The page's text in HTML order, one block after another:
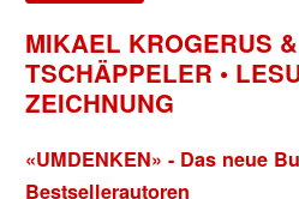
MIKAEL KROGERUS
TSCHÄPPELER •
ZEICHNUNG
«UMDENKEN» - Das neue
Bestsellerautoren